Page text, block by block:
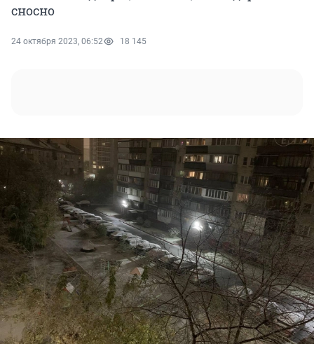
сносно
24 октября 2023, 06:52 18 145